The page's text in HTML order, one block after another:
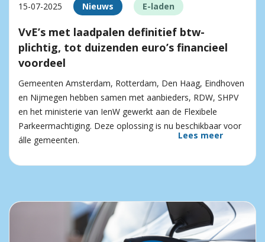
15-07-2025 Nieuws E-laden
VvE’s met laadpalen definitief btw-
plichtig, tot duizenden euro’s financieel
voordeel
Gemeenten Amsterdam, Rotterdam, Den Haag, Eindhoven
en Nijmegen hebben samen met aanbieders, RDW, SHPV
en het ministerie van IenW gewerkt aan de Flexibele
Parkeermachtiging. Deze oplossing is nu beschikbaar voor
álle gemeenten.
Lees meer